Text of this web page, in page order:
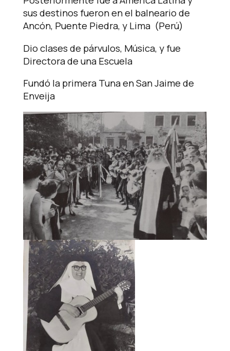
sus destinos fueron en el balneario de
Ancón, Puente Piedra, y Lima (Perú)
Dio clases de párvulos, Música, y fue
Directora de una Escuela
Fundó la primera Tuna en San Jaime de
Enveija